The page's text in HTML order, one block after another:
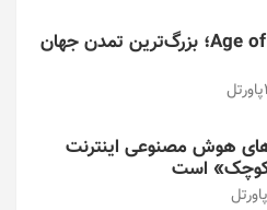
بازی/ Age of 2048؛ بزرگ‌ترین تمدن جهان
پاورتل
هوش مصنوعی اینترنت
است
پاورتل